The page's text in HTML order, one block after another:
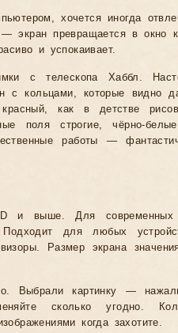
хочется иногда
экран превращается в окно
и успокаивает.
с телескопа Хаббл.
с кольцами, которые видно
как в детстве
поля строгие, чёрно-
работы —
и выше. Для современных
для любых
Размер экрана
Выбрали картинку —
сколько угодно.
когда захотите.